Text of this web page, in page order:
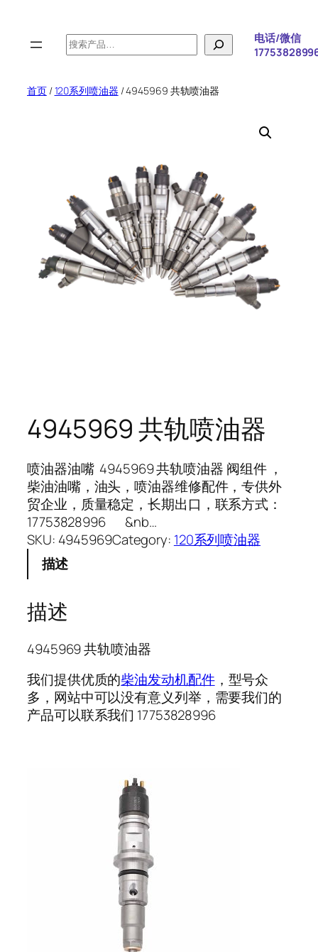
搜
索
电话/微信
首页/120系列喷油器 / 4945969 共轨喷油器
4945969 共轨喷油器
喷油器油嘴 4945969 共轨喷油器 阀组件 ，
柴油油嘴，油头，喷油器维修配件，专供外
贸企业，质量稳定，长期出口，联系方式：
17753828996 &nb…
SKU: 4945969Category: 120系列喷油器
描述
描述
4945969 共轨喷油器
我们提供优质的柴油发动机配件，型号众
多，网站中可以没有意义列举，需要我们的
产品可以联系我们 17753828996